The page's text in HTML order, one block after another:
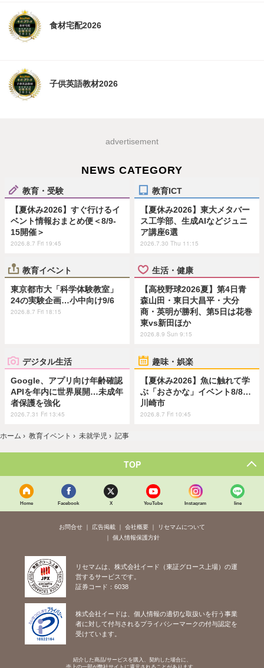
食材宅配2026
子供英語教材2026
advertisement
NEWS CATEGORY
教育・受験
【夏休み2026】すぐ行けるイ
ベント情報おまとめ便＜8/9-
15開催＞
2026.8.7 Fri 19:45
教育ICT
【夏休み2026】東大メタバー
ス工学部、生成AIなどジュニ
ア講座6選
2026.7.30 Thu 11:15
教育イベント
東京都市大「科学体験教室」
24の実験企画…小中向け9/6
2026.8.7 Fri 18:15
生活・健康
【高校野球2026夏】第4日青
森山田・東日大昌平・大分
商・英明が勝利、第5日は花巻
東vs新田ほか
2026.8.9 Sun 9:15
デジタル生活
Google、アプリ向け年齢確認
APIを年内に世界展開…未成年
者保護を強化
2026.7.31 Fri 13:45
趣味・娯楽
【夏休み2026】魚に触れて学
ぶ「おさかな」イベント8/8…
川崎市
2026.8.7 Fri 10:45
ホーム › 教育イベント › 未就学児 › 記事
TOP
Home Facebook X YouTube Instagram line
お問合せ 広告掲載 会社概要
リセマムについて
個人情報保護方針
リセマムは、株式会社イード（東証グロース上場）の運
営するサービスです。
証券コード：6038
株式会社イードは、個人情報の適切な取扱いを行う事業
者に対して付与されるプライバシーマークの付与認定を
受けています。
紹介した商品/サービスを購入、契約した場合に、